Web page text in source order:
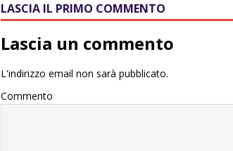
LASCIA IL PRIMO COMMENTO
Lascia un commento
L'indirizzo email non sarà pubblicato.
Commento